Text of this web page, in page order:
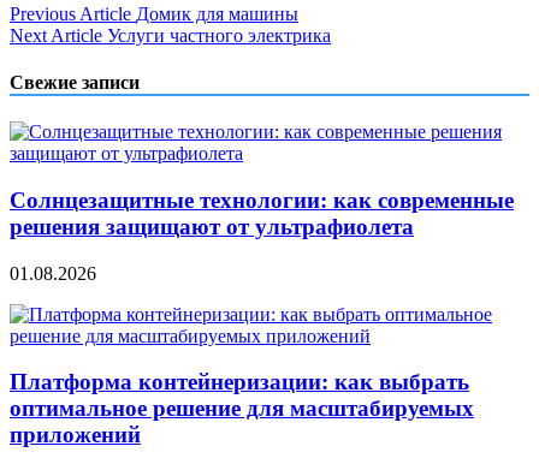
Навигация
по
записям
Previous Article Домик для машины
Next Article Услуги частного электрика
Свежие записи
Солнцезащитные технологии: как современные
решения защищают от ультрафиолета
01.08.2026
Платформа контейнеризации: как выбрать
оптимальное решение для масштабируемых
приложений